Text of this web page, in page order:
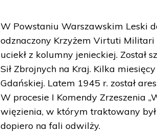
W Powstaniu Warszawskim Leski
odznaczony Krzyżem Virtuti
uciekł z kolumny jenieckiej. Został
Sił Zbrojnych na Kraj. Kilka
Gdańskiej. Latem 1945 r. został
W procesie I Komendy Zrzeszenia
więzienia, w którym traktowany
dopiero na fali odwilży.